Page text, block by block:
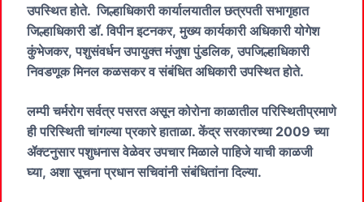
उपस्थित होते. जिल्हाधिकारी कार्यालयातील छत्रपती सभागृहात
जिल्हाधिकारी डॉ. विपीन इटनकर, मुख्य कार्यकारी अधिकारी योगेश
कुंभेजकर, पशुसंवर्धन उपायुक्त मंजुषा पुंडलिक, उपजिल्हाधिकारी
निवडणूक मिनल कळसकर व संबंधित अधिकारी उपस्थित होते.
लम्पी चर्मरोग सर्वत्र पसरत असून कोरोना काळातील परिस्थितीप्रमाणे
ही परिस्थिती चांगल्या प्रकारे हाताळा. केंद्र सरकारच्या 2009 च्या
ॲक्टनुसार पशुधनास वेळेवर उपचार मिळाले पाहिजे याची काळजी
घ्या, अशा सूचना प्रधान सचिवांनी संबंधितांना दिल्या.